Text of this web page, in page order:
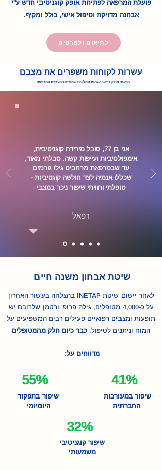
פועלת המרפאה לפתיחת אופק קוגניטיבי חדש ע"י
אבחנה מדויקת וטיפול אישי, כולל ומקיף.
לתיאום ולפרטים
עשרות לקוחות משפרים את מצבם
מפאת חסיון רפואי השמות המלאים שמורים במערכת המרפאה
אני בן 77, סובל מירידה קוגניטיבית,
אימפולסיביות ועייפות קשה. סבלתי מאוד,
עד שבמרפאת מרחבים גילו גורמים
שכללו אנמיה לצד חולשה קוגטיביות -
טופלתי וחוויתי שיפור ניכר במצבי
רפאל
לאחר יישום שיטת INETAP בהצלחה בעשור האחרון
על כ-4,000 מטופלים, גילה פרופ' ורטמן שלרובם יש
תופעות ומצבים רפואיים פעילים רבים המשפיעים על
המוח וניתנים לטיפול. כבר כיום חלק מהמטופלים
מדווחים על:
55%
שיפור בתפקוד
היומיומי
41%
שיפור במעורבות
החברתית
32%
שיפור קוגניטיבי
משמעותי